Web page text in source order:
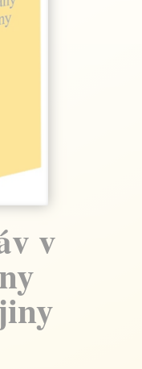
v